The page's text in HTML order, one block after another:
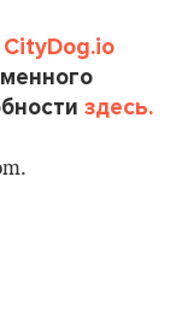
CityDog.io
здесь.